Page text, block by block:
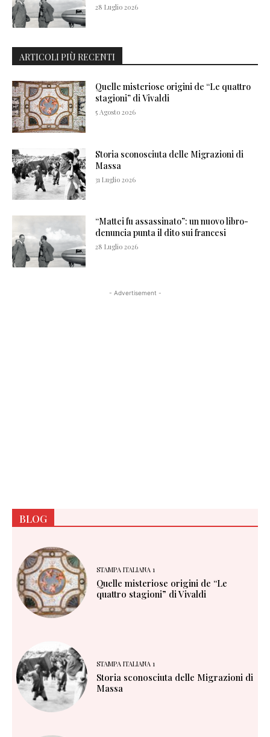
28 Luglio 2026
ARTICOLI PIÙ RECENTI
Quelle misteriose origini de “Le quattro
stagioni” di Vivaldi
5 Agosto 2026
Storia sconosciuta delle Migrazioni di
Massa
31 Luglio 2026
“Mattei fu assassinato”: un nuovo libro-
denuncia punta il dito sui francesi
28 Luglio 2026
- Advertisement -
BLOG
STAMPA ITALIANA 1
Quelle misteriose origini de “Le
quattro stagioni” di Vivaldi
STAMPA ITALIANA 1
Storia sconosciuta delle Migrazioni di
Massa